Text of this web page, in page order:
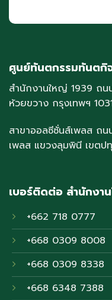
ศูนย์ทันตกรรมทันตกิ
สำนักงานใหญ่ 1939 ถน
ห้วยขวาง กรุงเทพฯ
สาขาออลซีซั่นส์เพลส ถ
เพลส แขวงลุมพินี เขตป
เบอร์ติดต่อ สำนักงา
+662 718 0777
+668 0309 8008
+668 0309 8338
+668 6348 7388